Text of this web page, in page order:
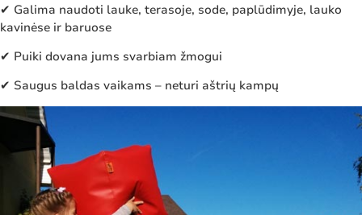
✔ Galima naudoti lauke, terasoje, sode, paplūdimyje, lauko
kavinėse ir baruose
✔ Puiki dovana jums svarbiam žmogui
✔ Saugus baldas vaikams – neturi aštrių kampų